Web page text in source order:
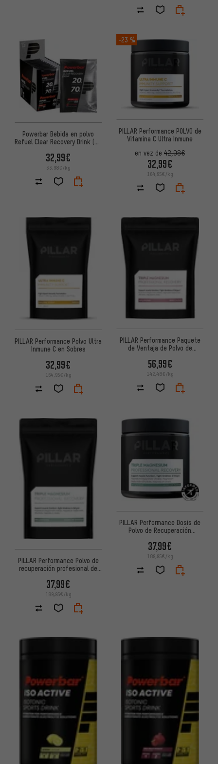
Powerbar Bebida en polvo
Refuel Clear Recovery Drink (97
32,99€
33,98€/kg
-23 %
PILLAR Performance POLVO de
Vitamina C Ultra Inmune
en vez de 42,98€
32,99€
164,95€/kg
PILLAR Performance Polvo Ultra
Inmune C en Sobres
32,99€
164,95€/kg
PILLAR Performance Paquete
de Ventaja de Polvo de
Triple Magn
56,99€
142,48€/kg
PILLAR Performance Polvo de
recuperación profesional de
37,99€
189,95€/kg
PILLAR Performance Dosis de
Polvo de Recuperación
37,99€
189,95€/kg